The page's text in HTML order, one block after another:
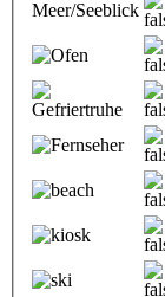
Meer/Seeblick